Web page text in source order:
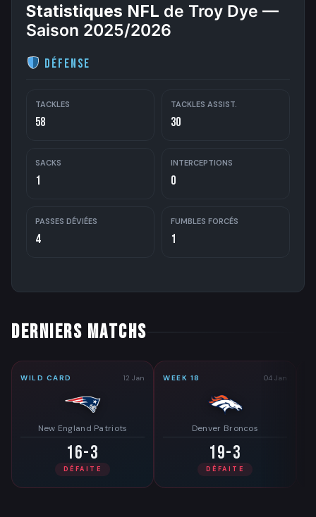
Statistiques NFL de Troy Dye —
Saison 2025/2026
Défense
TACKLES
58
TACKLES ASSIST.
30
SACKS
1
INTERCEPTIONS
0
PASSES DÉVIÉES
4
FUMBLES FORCÉS
1
DERNIERS MATCHS
WILD CARD 12 Jan
New England Patriots
16-3
DÉFAITE
WEEK 18 04 Jan
Denver Broncos
19-3
DÉFAITE